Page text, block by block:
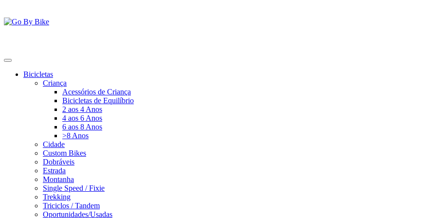
para
o
Bicicletas
Criança
Acessórios de Criança
Bicicletas de Equilíbrio
2 aos 4 Anos
4 aos 6 Anos
6 aos 8 Anos
>8 Anos
Cidade
Custom Bikes
Dobráveis
Estrada
Montanha
Single Speed / Fixie
Trekking
Triciclos / Tandem
Oportunidades/Usadas